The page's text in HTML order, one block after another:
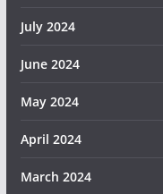
July 2024
June 2024
May 2024
April 2024
March 2024